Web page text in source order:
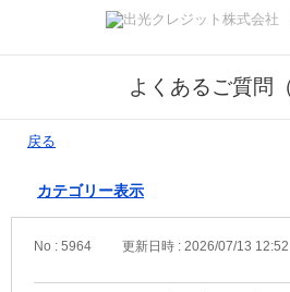
よくあるご質問
戻る
カテゴリー表示
No : 5964 更新日時 : 2026/07/13 12:52